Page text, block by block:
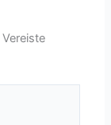
Vereiste